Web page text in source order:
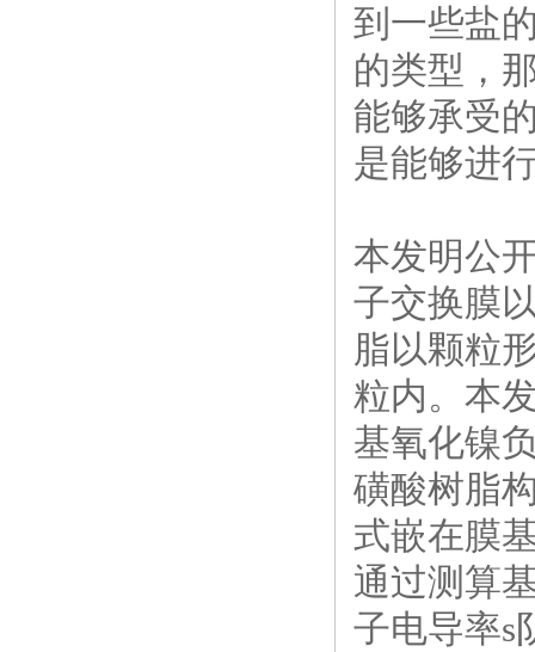
到一些盐
的类型，
能够承受
是能够进
本发明公
子交换膜
脂以颗粒
粒内。本
基氧化镍
磺酸树脂
式嵌在膜
通过测算
子电导率s